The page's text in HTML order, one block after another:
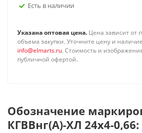
Есть в наличии
Указана оптовая цена. Цена зависит от
объема закупки. Уточните цену и
info@elmarts.ru. Стоимость и
публичной офертой.
Обозначение
КГВВнг(А)-ХЛ 24х4-0,66: